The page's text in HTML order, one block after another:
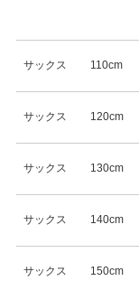
サックス 110cm
サックス 120cm
サックス 130cm
サックス 140cm
サックス 150cm